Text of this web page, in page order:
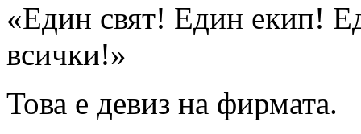
«Един свят! Един екип!
всички!»
Това е девиз на фирмата.